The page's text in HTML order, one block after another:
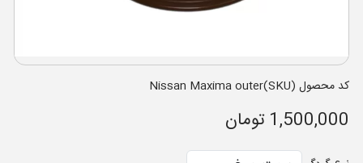
کد محصول (SKU)Nissan Maxima outer
1,500,000 تومان